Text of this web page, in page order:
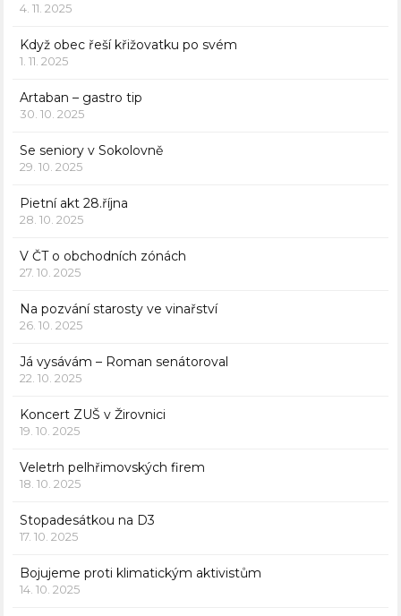
4. 11. 2025
Když obec řeší křižovatku po svém
1. 11. 2025
Artaban – gastro tip
30. 10. 2025
Se seniory v Sokolovně
29. 10. 2025
Pietní akt 28.října
28. 10. 2025
V ČT o obchodních zónách
27. 10. 2025
Na pozvání starosty ve vinařství
26. 10. 2025
Já vysávám – Roman senátoroval
22. 10. 2025
Koncert ZUŠ v Žirovnici
19. 10. 2025
Veletrh pelhřimovských firem
18. 10. 2025
Stopadesátkou na D3
17. 10. 2025
Bojujeme proti klimatickým aktivistům
14. 10. 2025